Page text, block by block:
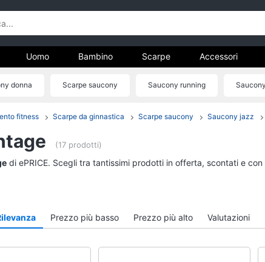
Uomo
Vedi tutti
Bambino
Vedi tutti
Uomo Bambino Scarpe Accessori
donna Scarpe saucony Saucony running
Saucony marroni
fitness Scarpe da ginnastica Scarpe saucony Saucony jazz
(17 prodotti)
di ePRICE. Scegli tra tantissimi prodotti in offerta, scontati e
Prezzo più basso Prezzo più alto Valutazioni